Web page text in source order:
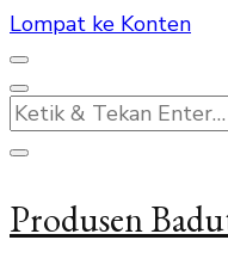
Lompat ke Konten
Mencari
Sesuatu?
Produsen